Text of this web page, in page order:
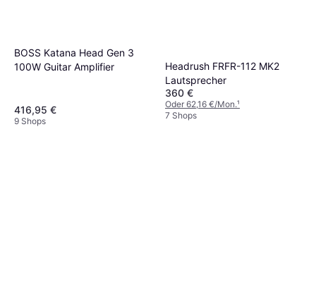
BOSS Katana Head Gen 3
100W Guitar Amplifier
416,95 €
9 Shops
Headrush FRFR-112 MK2
Lautsprecher
360 €
Oder 62,16 €/Mon.¹
7 Shops